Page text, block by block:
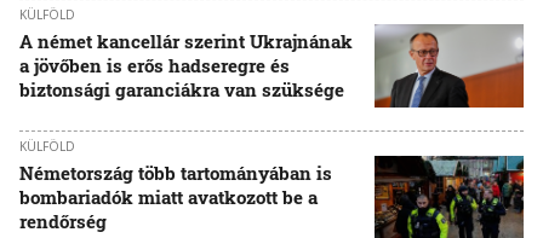
KÜLFÖLD
A német kancellár szerint Ukrajnának
a jövőben is erős hadseregre és
biztonsági garanciákra van szüksége
KÜLFÖLD
Németország több tartományában is
bombariadók miatt avatkozott be a
rendőrség